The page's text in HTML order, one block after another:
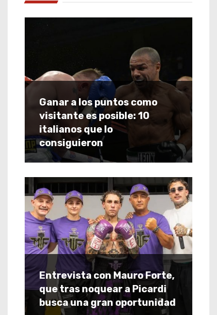
Ganar a los puntos como
visitante es posible: 10
italianos que lo
consiguieron
Entrevista con Mauro Forte,
que tras noquear a Picardi
busca una gran oportunidad